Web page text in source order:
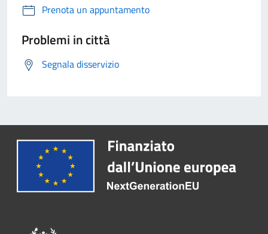
Prenota un appuntamento
Problemi in città
Segnala disservizio